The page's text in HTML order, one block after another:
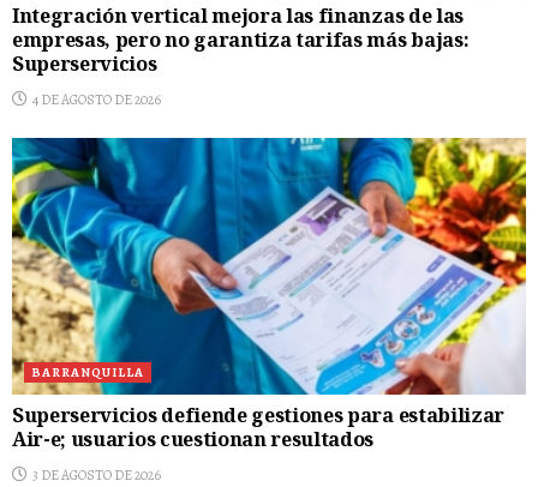
Integración vertical mejora las finanzas de las
empresas, pero no garantiza tarifas más bajas:
Superservicios
4 DE AGOSTO DE 2026
BARRANQUILLA
Superservicios defiende gestiones para estabilizar
Air-e; usuarios cuestionan resultados
3 DE AGOSTO DE 2026